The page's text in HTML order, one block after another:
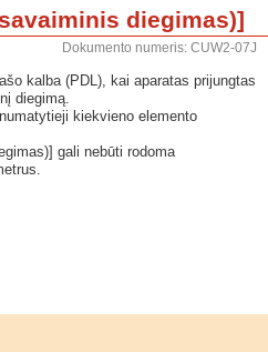
diegimas)]
Dokumento numeris: CUW2-07J
kalba (PDL), kai aparatas prijungtas
diegimą.
kiekvieno elemento
gali nebūti rodoma